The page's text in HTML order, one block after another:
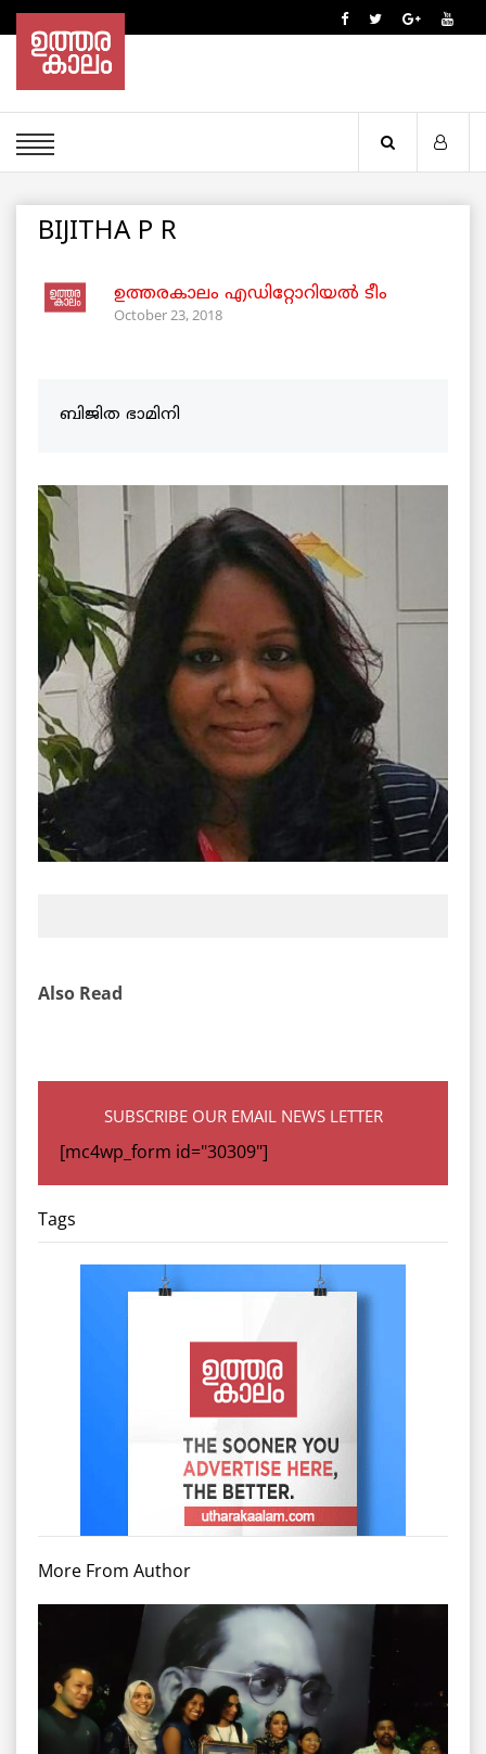
BIJITHA P R
ഉത്തരകാലം എഡിറ്റോറിയല്‍ ടീം
October 23, 2018
ബിജിത ഭാമിനി
Also Read
SUBSCRIBE OUR EMAIL NEWS LETTER
[mc4wp_form id="30309"]
Tags
More From Author